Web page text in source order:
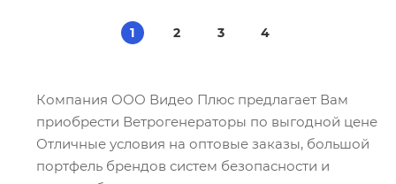
1 2 3 4
Компания ООО Видео Плюс предлагает Вам
приобрести Ветрогенераторы по выгодной цене
Отличные условия на оптовые заказы, большой
портфель брендов систем безопасности и